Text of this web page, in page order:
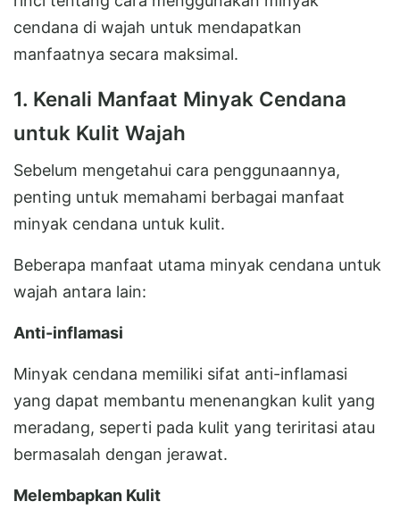
cendana di wajah untuk mendapatkan
manfaatnya secara maksimal.
1. Kenali Manfaat Minyak Cendana
untuk Kulit Wajah
Sebelum mengetahui cara penggunaannya,
penting untuk memahami berbagai manfaat
minyak cendana untuk kulit.
Beberapa manfaat utama minyak cendana untuk
wajah antara lain:
Anti-inflamasi
Minyak cendana memiliki sifat anti-inflamasi
yang dapat membantu menenangkan kulit yang
meradang, seperti pada kulit yang teriritasi atau
bermasalah dengan jerawat.
Melembapkan Kulit